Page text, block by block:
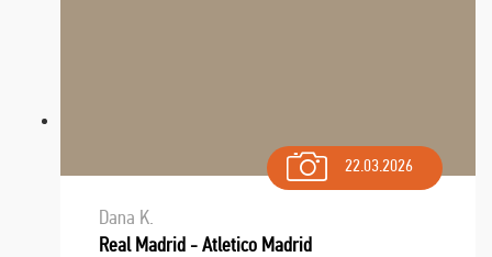
22.03.2026
Dana K.
Real Madrid - Atletico Madrid